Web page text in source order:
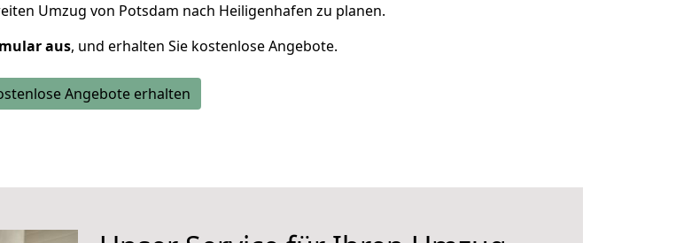
Umzug von Potsdam nach Heiligenhafen zu planen.
aus, und erhalten Sie kostenlose Angebote.
Angebote erhalten